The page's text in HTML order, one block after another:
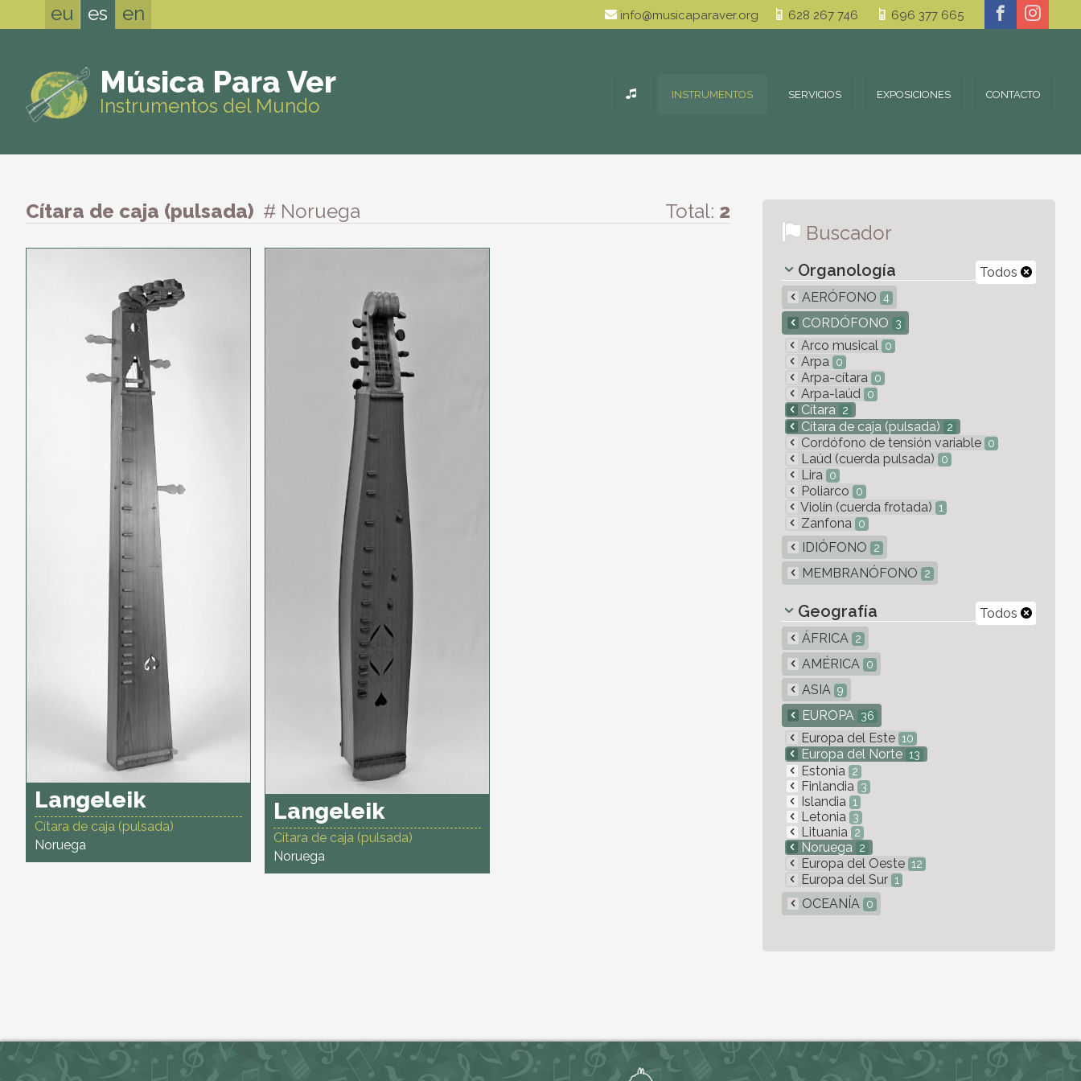
eu es en info@musicaparaver.org 628 267 746 696 377 665
Música Para Ver
Instrumentos del Mundo INSTRUMENTOS SERVICIOS EXPOSICIONES CONTACTO
Cítara de caja (pulsada) # Noruega Total: 2
Langeleik
Cítara de caja (pulsada)
Noruega
Langeleik
Cítara de caja (pulsada)
Noruega
Buscador
Todos
Organología
AERÓFONO 4
CORDÓFONO 3
Arco musical 0
Arpa 0
Arpa-cítara 0
Arpa-laúd 0
Cítara 2
Cítara de caja (pulsada) 2
Cordófono de tensión variable 0
Laúd (cuerda pulsada) 0
Lira 0
Poliarco 0
Violín (cuerda frotada) 1
Zanfona 0
IDIÓFONO 2
MEMBRANÓFONO 2
Todos
Geografía
ÁFRICA 2
AMÉRICA 0
ASIA 9
EUROPA 36
Europa del Este 10
Europa del Norte 13
Estonia 2
Finlandia 3
Islandia 1
Letonia 3
Lituania 2
Noruega 2
Europa del Oeste 12
Europa del Sur 1
OCEANÍA 0